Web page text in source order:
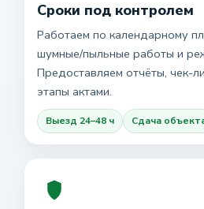
Сроки под контролем
Работаем по календарному
шумные/пыльные работы и
Предоставляем отчёты, чек-
этапы актами.
Выезд 24–48 ч Сдача